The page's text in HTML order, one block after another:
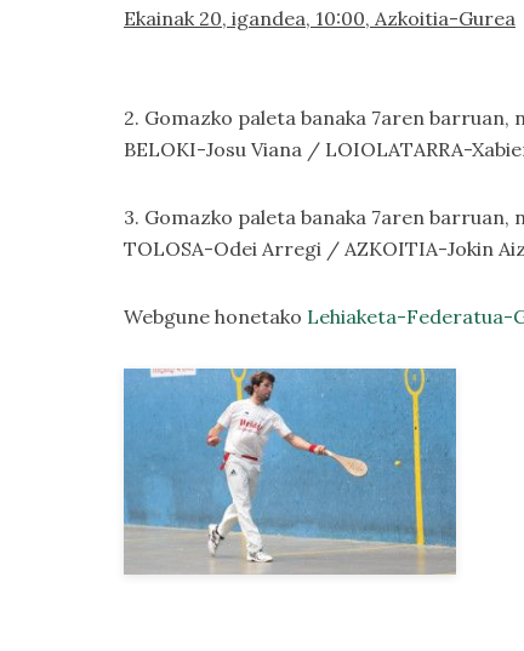
Ekainak 20, igandea, 10:00, Azkoitia-Gurea
2. Gomazko paleta banaka 7aren barruan,
BELOKI-Josu Viana / LOIOLATARRA-
3. Gomazko paleta banaka 7aren barruan,
TOLOSA-Odei Arregi / AZKOITIA-Jokin
Webgune honetako Lehiaketa-Federatua-